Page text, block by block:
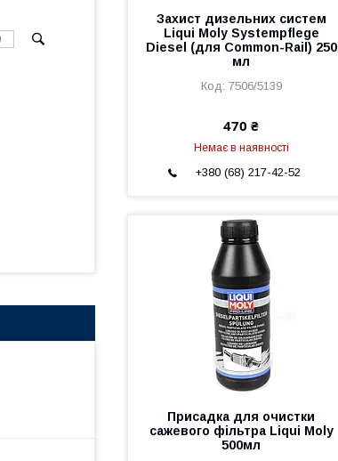
Захист дизельних систем
Liqui Moly Systempflege
Diesel (для Common-Rail) 250
мл
7506/5139
470 ₴
Немає в наявності
+380 (68) 217-42-52
Присадка для очистки
сажевого фільтра Liqui Moly
500мл